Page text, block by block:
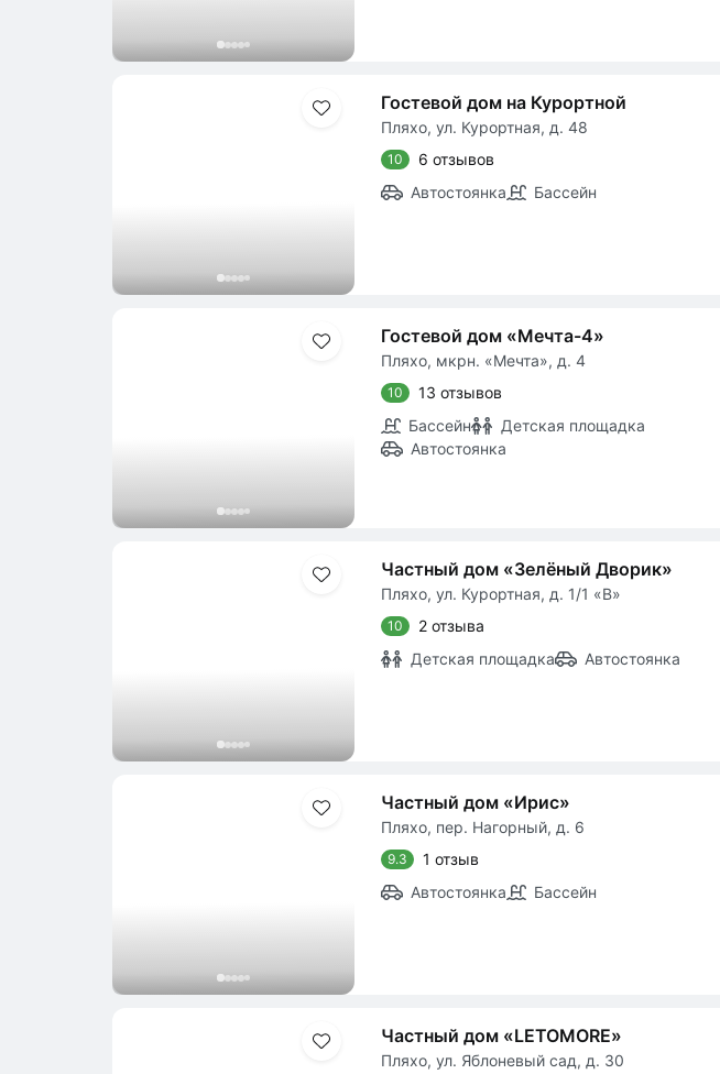
Гостевой дом на Курортной
Пляхо, ул. Курортная, д. 48
10
6 отзывов
Автостоянка
Бассейн
Гостевой дом «Мечта-4»
Пляхо, мкрн. «Мечта», д. 4
10
13 отзывов
Бассейн
Детская площадка
Автостоянка
Частный дом «Зелёный Дворик»
Пляхо, ул. Курортная, д. 1/1 «В»
10
2 отзыва
Детская площадка
Автостоянка
Частный дом «Ирис»
Пляхо, пер. Нагорный, д. 6
9.3
1 отзыв
Автостоянка
Бассейн
Частный дом «LETOMORE»
Пляхо, ул. Яблоневый сад, д. 30